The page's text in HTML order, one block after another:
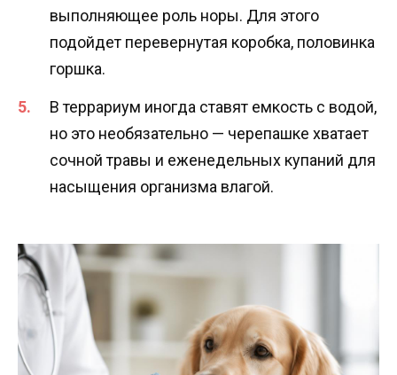
выполняющее роль норы. Для этого
подойдет перевернутая коробка, половинка
горшка.
В террариум иногда ставят емкость с водой,
но это необязательно — черепашке хватает
сочной травы и еженедельных купаний для
насыщения организма влагой.